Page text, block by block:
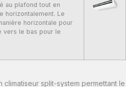
au plafond tout en
horizontalement. Le
horizontale pour
vers le bas pour le
climatiseur split-system permettant le